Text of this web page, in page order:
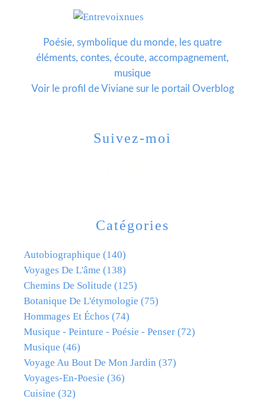
Catégories
Autobiographique (140)
Voyages De L'âme (138)
Chemins De Solitude (125)
Botanique De L'étymologie (75)
Hommages Et Échos (74)
Musique - Peinture - Poésie - Penser (72)
Musique (46)
Voyage Au Bout De Mon Jardin (37)
Voyages-En-Poesie (36)
Cuisine (32)
Poésie, symbolique du monde, les quatre
éléments, contes, écoute, accompagnement,
musique
Voir le profil deVivianesur le portail Overblog
Suivez-moi